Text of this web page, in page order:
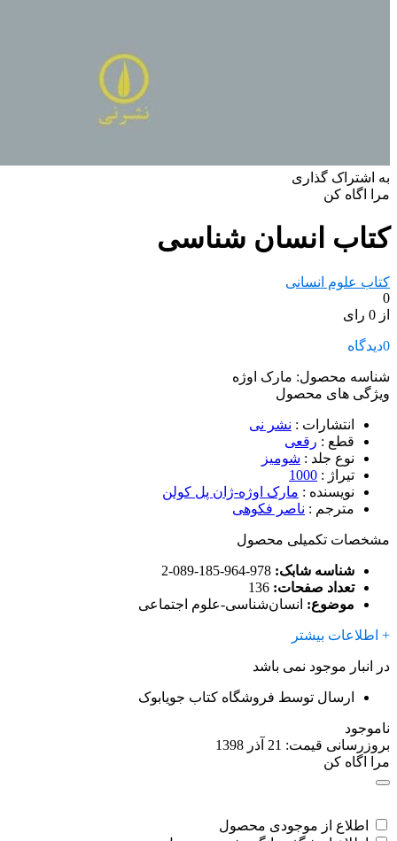
به اشتراک گذاری
مرا اگاه کن
کتاب انسان شناسی
کتاب علوم انسانی
0
از 0 رای
0دیدگاه
شناسه محصول: مارک اوژه
ویژگی های محصول
انتشارات : نشر نی
قطع : رقعی
نوع جلد : شومیز
تیراژ :
1000
نویسنده : مارک اوژه-ژان پل کولن
مترجم : ناصر فکوهی
مشخصات تکمیلی محصول
شناسه شابک:
تعداد صفحات:
موضوع: انسان‌شناسی-علوم اجتماعی
+ اطلاعات بیشتر
در انبار موجود نمی باشد
ارسال توسط فروشگاه کتاب جویابوک
ناموجود
بروزرسانی قیمت: 21 آذر 1398
مرا اگاه کن
اطلاع از موجودی محصول